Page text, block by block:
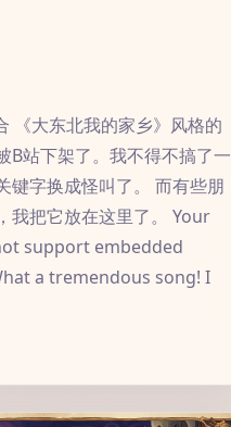
《大东北我的家乡》风格的
B站下架了。我不得不搞了一
键字换成怪叫了。 而有些朋
我把它放在这里了。 Your
support embedded
a tremendous song! I